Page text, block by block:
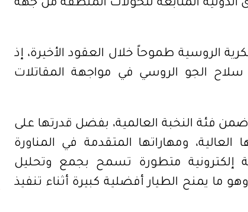
الدولية المتابعة لتحولات المنطقة من جهة
العسكرية الروسية طموحاً خلال العقود الأخيرة، إذ
الجو الروسي في مواجهة المقاتلات
فئة النخبة العالمية، بفضل قدرتها على
ومهاراتها المتقدمة في المناورة
إلكترونية متطورة تسمح بجمع وتحليل
ما يمنح الطيار أفضلية كبيرة أثناء تنفيذ